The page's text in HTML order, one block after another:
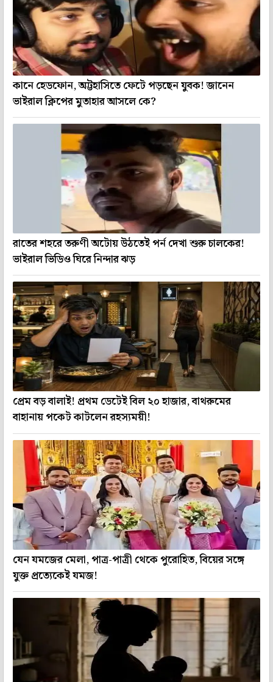
কানে হেডফোন, অট্টহাসিতে ফেটে পড়ছেন যুবক! জানেন
ভাইরাল ক্লিপের মুতাহার আসলে কে?
রাতের শহরে তরুণী অটোয় উঠতেই পর্ন দেখা শুরু চালকের!
ভাইরাল ভিডিও ঘিরে নিন্দার ঝড়
প্রেম বড় বালাই! প্রথম ডেটেই বিল ২০ হাজার, বাথরুমের
বাহানায় পকেট কাটলেন রহস্যময়ী!
যেন যমজের মেলা, পাত্র-পাত্রী থেকে পুরোহিত, বিয়ের সঙ্গে
যুক্ত প্রত্যেকেই যমজ!